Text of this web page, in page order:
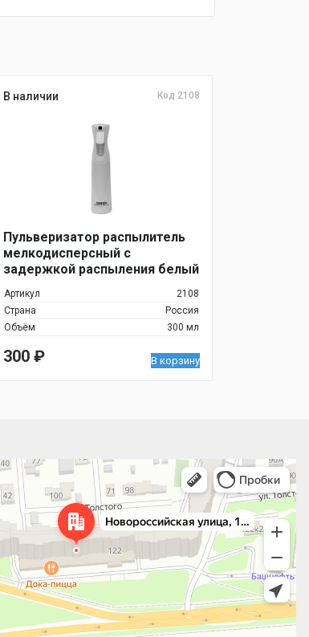
В наличии Код 2108
Пульверизатор распылитель
мелкодисперсный с
задержкой распыления белый
Артикул
2108
Страна
Россия
Объём
300 мл
300 ₽ В корзину
Яндекс.Карты